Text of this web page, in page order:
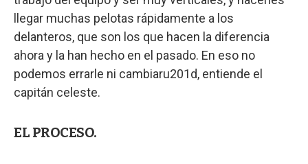
llegar muchas pelotas rápidamente a los
delanteros, que son los que hacen la diferencia
ahora y la han hecho en el pasado. En eso no
podemos errarle ni cambiaru201d, entiende el
capitán celeste.
EL PROCESO.